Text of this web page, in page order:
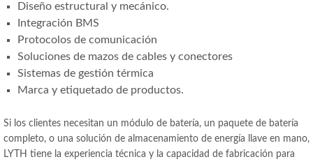
Diseño estructural y mecánico.
Integración BMS
Protocolos de comunicación
Soluciones de mazos de cables y conectores
Sistemas de gestión térmica
Marca y etiquetado de productos.
Si los clientes necesitan un módulo de batería, un paquete de batería
completo, o una solución de almacenamiento de energía llave en mano,
LYTH tiene la experiencia técnica y la capacidad de fabricación para